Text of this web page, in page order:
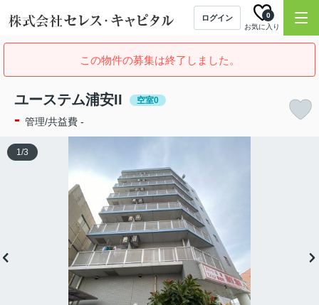
ログイン
お気に入り
0
この物件の募集は終了しました。
ユーステム浦安II 空室0
- 管理/共益費 -
1/3